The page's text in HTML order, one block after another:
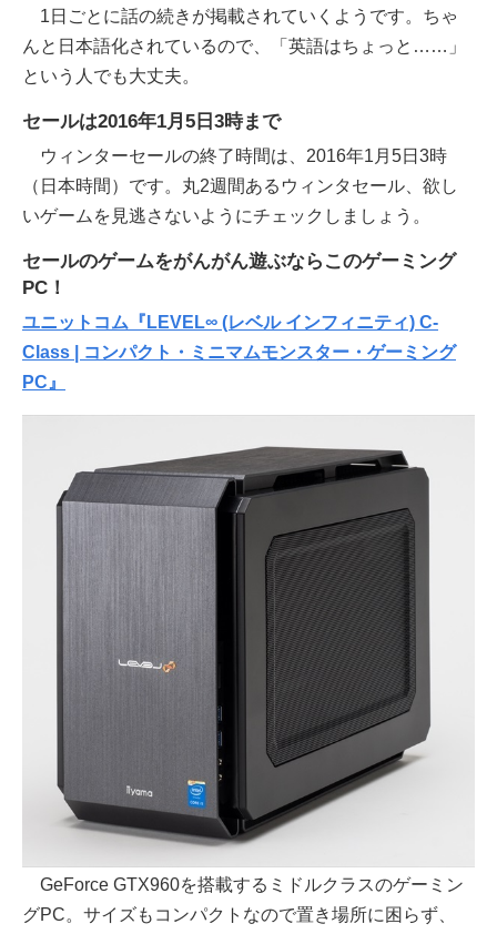
1日ごとに話の続きが掲載されていくようです。ちゃ
んと日本語化されているので、「英語はちょっと……」
という人でも大丈夫。
セールは2016年1月5日3時まで
ウィンターセールの終了時間は、2016年1月5日3時
（日本時間）です。丸2週間あるウィンタセール、欲し
いゲームを見逃さないようにチェックしましょう。
セールのゲームをがんがん遊ぶならこのゲーミング
PC！
ユニットコム『LEVEL∞ (レベル インフィニティ) C-
Class | コンパクト・ミニマムモンスター・ゲーミング
PC』
GeForce GTX960を搭載するミドルクラスのゲーミン
グPC。サイズもコンパクトなので置き場所に困らず、